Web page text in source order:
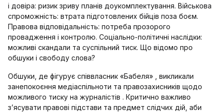
і довіра: ризик зриву планів доукомплектування. Військова
спроможність: втрата підготовлених бійців поза боєм.
Правова відповідальність: потреба прозорого
провадження і контролю. Соціально‑політичні наслідки:
можливі скандали та суспільний тиск. Що відомо про
обшуки і свободу слова?
Обшуки, де фігурує співвласник «Бабеля» , викликали
занепокоєння медіаспільноти та правозахисників щодо
можливого тиску на журналістів . Критично важливо
з’ясувати правові підстави та предмет слідчих дій, аби